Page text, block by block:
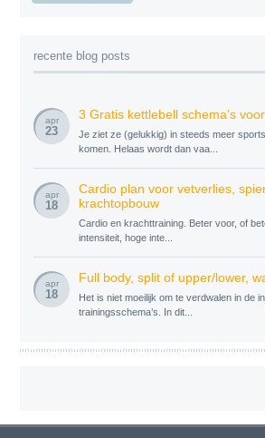
recente blog posts
apr
23
3 Gratis kettlebell schema's
Je ziet ze (gelukkig) in steeds meer
komen. Helaas wordt dan vaa...
apr
18
Cardio plan voor vetverlies,
krachtopbouw
Cardio en krachttraining. Beter voor, of
intensiteit, hoge inte...
apr
18
Full body, split of upper/lower,
Het is niet moeilijk om te verdwalen in de
trainingsschema’s. In dit...